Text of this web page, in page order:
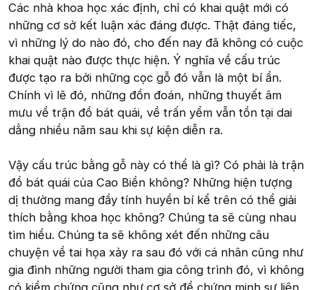
Các nhà khoa học xác định, chỉ có khai quật mới có
những cơ sở kết luận xác đáng được. Thật đáng tiếc,
vì những lý do nào đó, cho đến nay đã không có cuộc
khai quật nào được thực hiện. Ý nghĩa về cấu trúc
được tạo ra bởi những cọc gỗ đó vẫn là một bí ẩn.
Chính vì lẽ đó, những đồn đoán, những thuyết âm
mưu về trận đồ bát quái, về trấn yểm vẫn tồn tại dai
dẳng nhiều năm sau khi sự kiện diễn ra.
Vậy cấu trúc bằng gỗ này có thể là gì? Có phải là trận
đồ bát quái của Cao Biền không? Những hiện tượng
dị thường mang đầy tính huyền bí kể trên có thể giải
thích bằng khoa học không? Chúng ta sẽ cùng nhau
tìm hiểu. Chúng ta sẽ không xét đến những câu
chuyện về tai họa xảy ra sau đó với cá nhân cũng như
gia đình những người tham gia công trình đó, vì không
có kiểm chứng cũng như cơ sở để chứng minh sự liên